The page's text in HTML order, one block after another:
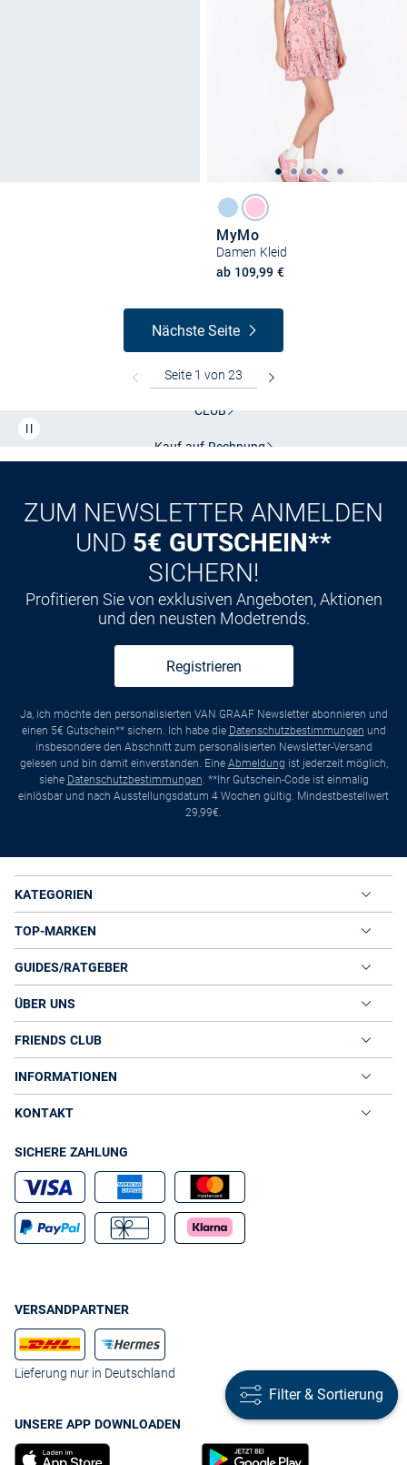
MyMo
Damen Kleid
ab 109,99 €
Nächste Seite
CLUB
Kauf aufRechnung
ZUM NEWSLETTER ANMELDEN
UND 5€ GUTSCHEIN**
SICHERN!
Profitieren Sie von exklusiven Angeboten, Aktionen
und den neusten Modetrends.
Registrieren
Ja, ich möchte den personalisierten VAN GRAAF Newsletter abonnieren und
einen 5€ Gutschein** sichern. Ich habe die Datenschutzbestimmungen und
insbesondere den Abschnitt zum personalisierten Newsletter-Versand
gelesen und bin damit einverstanden. Eine Abmeldung ist jederzeit möglich,
siehe Datenschutzbestimmungen. **Ihr Gutschein-Code ist einmalig
einlösbar und nach Ausstellungsdatum 4 Wochen gültig. Mindestbestellwert
29,99€.
KATEGORIEN
TOP-MARKEN
GUIDES/RATGEBER
ÜBER UNS
FRIENDS CLUB
INFORMATIONEN
KONTAKT
SICHERE ZAHLUNG
VERSANDPARTNER
Lieferung nur in Deutschland
UNSERE APP DOWNLOADEN
Filter & Sortierung
Filter & Sortierung